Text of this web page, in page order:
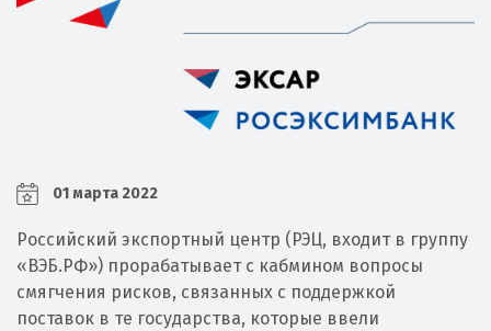
01 марта 2022
Российский экспортный центр (РЭЦ, входит в группу
«ВЭБ.РФ») прорабатывает с кабмином вопросы
смягчения рисков, связанных с поддержкой
поставок в те государства, которые ввели